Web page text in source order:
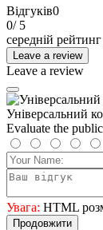
Відгуків0
0/ 5
середній
Leave a review
Leave a review
Універсальний
Evaluate the
Увага: HTML
Продовжити